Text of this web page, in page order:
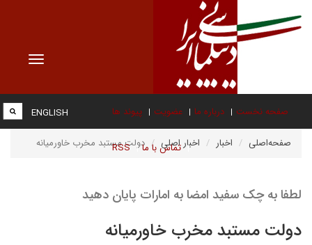
Toggle
صفحه نخست درباره ما عضویت پیوند ها
تماس با ما RSS
ENGLISH
صفحه‌اصلی اخبار اخبار اصلی دولت مستبد مخرب خاورمیانه
لطفا به چک سفید امضا به امارات پایان دهید
دولت مستبد مخرب خاورمیانه